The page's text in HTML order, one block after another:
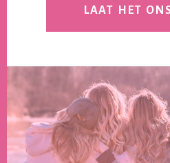
LAAT HET